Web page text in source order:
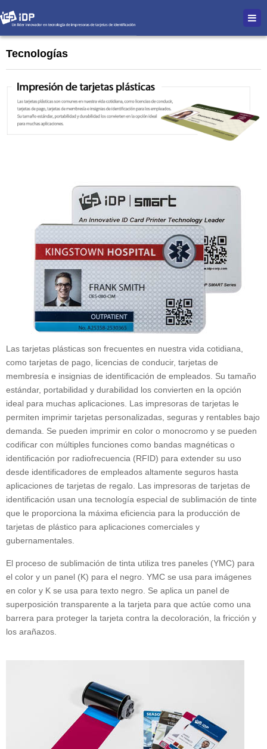
Tecnologías
Las tarjetas plásticas son frecuentes en nuestra vida cotidiana,
como tarjetas de pago, licencias de conducir, tarjetas de
membresía e insignias de identificación de empleados. Su tamaño
estándar, portabilidad y durabilidad los convierten en la opción
ideal para muchas aplicaciones. Las impresoras de tarjetas le
permiten imprimir tarjetas personalizadas, seguras y rentables bajo
demanda. Se pueden imprimir en color o monocromo y se pueden
codificar con múltiples funciones como bandas magnéticas o
identificación por radiofrecuencia (RFID) para extender su uso
desde identificadores de empleados altamente seguros hasta
aplicaciones de tarjetas de regalo. Las impresoras de tarjetas de
identificación usan una tecnología especial de sublimación de tinte
que le proporciona la máxima eficiencia para la producción de
tarjetas de plástico para aplicaciones comerciales y
gubernamentales.
El proceso de sublimación de tinta utiliza tres paneles (YMC) para
el color y un panel (K) para el negro. YMC se usa para imágenes
en color y K se usa para texto negro. Se aplica un panel de
superposición transparente a la tarjeta para que actúe como una
barrera para proteger la tarjeta contra la decoloración, la fricción y
los arañazos.